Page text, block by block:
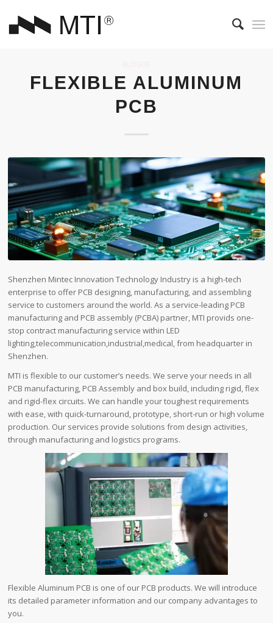
FLEXIBLE ALUMINUM
PCB
Shenzhen Mintec Innovation Technology Industry is a high-tech
enterprise to offer PCB designing, manufacturing, and assembling
service to customers around the world. As a service-leading PCB
manufacturing and PCB assembly (PCBA) partner, MTI provids one-
stop contract manufacturing service within LED
lighting,telecommunication,industrial,medical, from headquarter in
Shenzhen.
MTI is flexible to our customer’s needs. We serve your needs in all
PCB manufacturing, PCB Assembly and box build, including rigid, flex
and rigid-flex circuits. We can handle your toughest requirements
with ease, with quick-turnaround, prototype, short-run or high volume
production. Our services provide solutions from design activities,
through manufacturing and logistics programs.
Flexible Aluminum PCB is one of our PCB products. We will introduce
its detailed parameter information and our company advantages to
you.